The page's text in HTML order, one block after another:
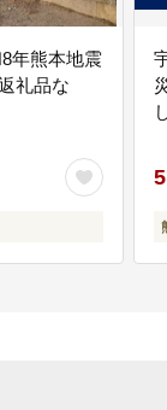
年熊本地震
礼品な